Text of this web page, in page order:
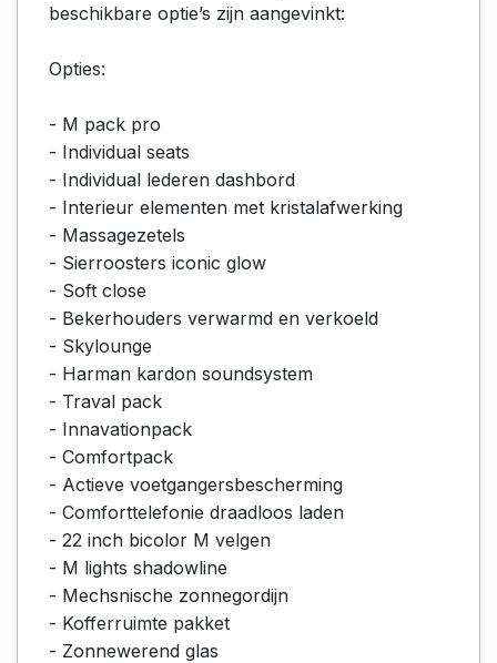
beschikbare optie’s zijn aangevinkt:
Opties:
- M pack pro
- Individual seats
- Individual lederen dashbord
- Interieur elementen met kristalafwerking
- Massagezetels
- Sierroosters iconic glow
- Soft close
- Bekerhouders verwarmd en verkoeld
- Skylounge
- Harman kardon soundsystem
- Traval pack
- Innavationpack
- Comfortpack
- Actieve voetgangersbescherming
- Comforttelefonie draadloos laden
- 22 inch bicolor M velgen
- M lights shadowline
- Mechsnische zonnegordijn
- Kofferruimte pakket
- Zonnewerend glas